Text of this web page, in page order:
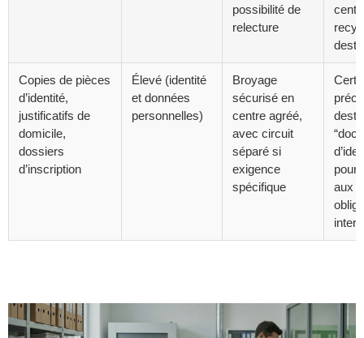
possibilité de
relecture
Copies de pièces
d’identité,
justificatifs de
domicile,
dossiers
d’inscription
Élevé (identité
et données
personnelles)
Broyage
sécurisé en
centre agréé,
avec circuit
séparé si
exigence
spécifique
pour
aux